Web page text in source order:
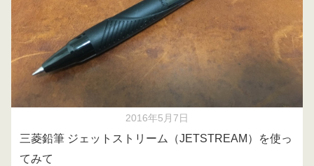
2016年5月7日
三菱鉛筆 ジェットストリーム（JETSTREAM）を使っ
てみて